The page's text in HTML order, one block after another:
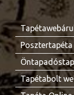
Tapétabolt